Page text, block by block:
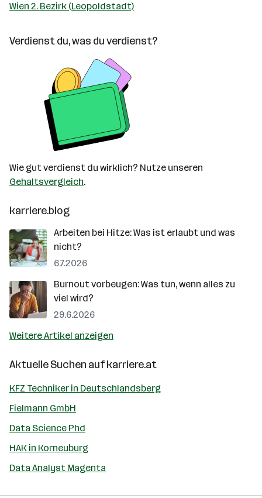
Wien 2. Bezirk (Leopoldstadt)
Verdienst du, was du verdienst?
Wie gut verdienst du wirklich? Nutze unseren
Gehaltsvergleich.
karriere.blog
Arbeiten bei Hitze: Was ist erlaubt und was
nicht?
6.7.2026
Burnout vorbeugen: Was tun, wenn alles zu
viel wird?
29.6.2026
Weitere Artikel anzeigen
Aktuelle Suchen aufkarriere.at
KFZ Techniker in Deutschlandsberg
Fielmann GmbH
Data Science Phd
HAK in Korneuburg
Data Analyst Magenta